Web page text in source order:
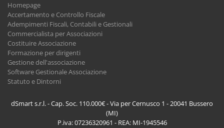
Homepage
Accertamento e Controllo Fiscale
Adempimenti Fiscali, Contabili e Gestionali
Commercialista per Associazioni
Costituire Associazione
Formazione per dirigenti
Gestione dell'associazione
Software Gestionale Associazione
Statuto e Dintorni
dSmart s.r.l. - Cap. Soc. 110.000€ - Via per Cernusco 1 - 20041 Bussero
(MI)
P.iva: 07236320961 - REA: MI-1945546